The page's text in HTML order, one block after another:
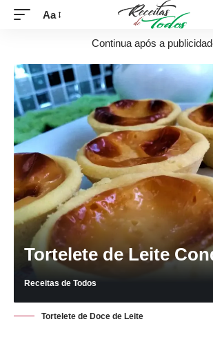
Aa
Continua após a
Tortelete de Leite
Receitas de Todos
Tortelete de Doce de Leite